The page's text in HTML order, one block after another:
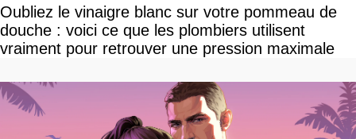
Oubliez le vinaigre blanc sur votre pommeau de
douche : voici ce que les plombiers utilisent
vraiment pour retrouver une pression maximale